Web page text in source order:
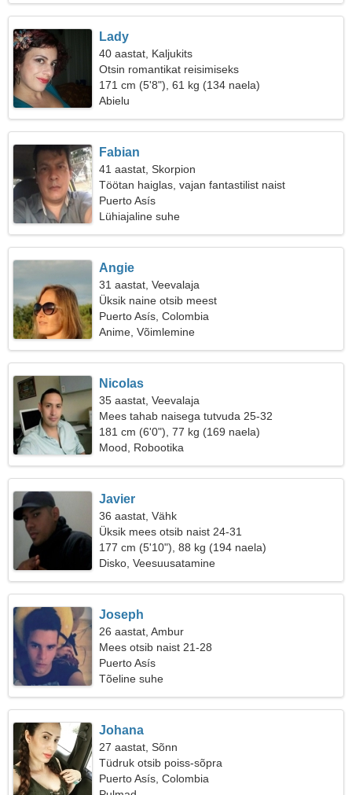
Lady
40 aastat, Kaljukits
Otsin romantikat reisimiseks
171 cm (5'8"), 61 kg (134 naela)
Abielu
Fabian
41 aastat, Skorpion
Töötan haiglas, vajan fantastilist naist
Puerto Asís
Lühiajaline suhe
Angie
31 aastat, Veevalaja
Üksik naine otsib meest
Puerto Asís, Colombia
Anime, Võimlemine
Nicolas
35 aastat, Veevalaja
Mees tahab naisega tutvuda 25-32
181 cm (6'0"), 77 kg (169 naela)
Mood, Robootika
Javier
36 aastat, Vähk
Üksik mees otsib naist 24-31
177 cm (5'10"), 88 kg (194 naela)
Disko, Veesuusatamine
Joseph
26 aastat, Ambur
Mees otsib naist 21-28
Puerto Asís
Tõeline suhe
Johana
27 aastat, Sõnn
Tüdruk otsib poiss-sõpra
Puerto Asís, Colombia